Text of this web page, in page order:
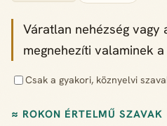
Váratlan nehézség vagy
megnehezíti valaminek
Csak a gyakori, köznyelvi
≈ ROKON ÉRTELMŰ SZAVAK